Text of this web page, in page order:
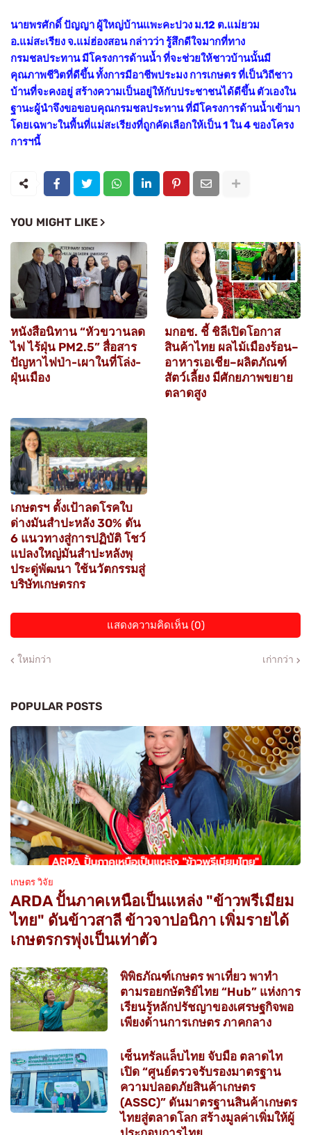
นายพรศักดิ์ ปัญญา ผู้ใหญ่บ้านแพะคะปวง ม.12 ต.แม่ยวม
อ.แม่สะเรียง จ.แม่ฮ่องสอน กล่าวว่า รู้สึกดีใจมากที่ทาง
กรมชลประทาน มีโครงการด้านน้ำ ที่จะช่วยให้ชาวบ้านนั้นมี
คุณภาพชีวิตที่ดีขึ้น ทั้งการมีอาชีพประมง การเกษตร ที่เป็นวิถีชาว
บ้านที่จะคงอยู่ สร้างความเป็นอยู่ให้กับประชาชนได้ดีขึ้น ตัวเองใน
ฐานะผู้นำจึงขอขอบคุณกรมชลประทาน ที่มีโครงการด้านน้ำเข้ามา
โดยเฉพาะในพื้นที่แม่สะเรียงที่ถูกคัดเลือกให้เป็น 1 ใน 4 ของโครง
การฯนี้
YOU MIGHT LIKE
หนังสือนิทาน “หัวขวานลด
ไฟ ไร้ฝุ่น PM2.5” สื่อสาร
ปัญหาไฟป่า-เผาในที่โล่ง-
ฝุ่นเมือง
มกอช. ชี้ ชิลีเปิดโอกาส
สินค้าไทย ผลไม้เมืองร้อน–
อาหารเอเชีย–ผลิตภัณฑ์
สัตว์เลี้ยง มีศักยภาพขยาย
ตลาดสูง
เกษตรฯ ตั้งเป้าลดโรคใบ
ด่างมันสำปะหลัง 30% ดัน
6 แนวทางสู่การปฏิบัติ โชว์
แปลงใหญ่มันสำปะหลังพุ
ประดู่พัฒนา ใช้นวัตกรรมสู่
บริษัทเกษตรกร
แสดงความคิดเห็น (0)
ใหม่กว่า เก่ากว่า
POPULAR POSTS
เกษตร วิจัย
ARDA ปั้นภาคเหนือเป็นแหล่ง "ข้าวพรีเมียม
ไทย" ดันข้าวสาลี ข้าวจาปอนิกา เพิ่มรายได้
เกษตรกรพุ่งเป็นเท่าตัว
พิพิธภัณฑ์เกษตร พาเที่ยว พาทำ
ตามรอยกษัตริย์ไทย “Hub” แห่งการ
เรียนรู้หลักปรัชญาของเศรษฐกิจพอ
เพียงด้านการเกษตร ภาคกลาง
เซ็นทรัลแล็บไทย จับมือ ตลาดไท
เปิด “ศูนย์ตรวจรับรองมาตรฐาน
ความปลอดภัยสินค้าเกษตร
(ASSC)” ดันมาตรฐานสินค้าเกษตร
ไทยสู่ตลาดโลก สร้างมูลค่าเพิ่มให้ผู้